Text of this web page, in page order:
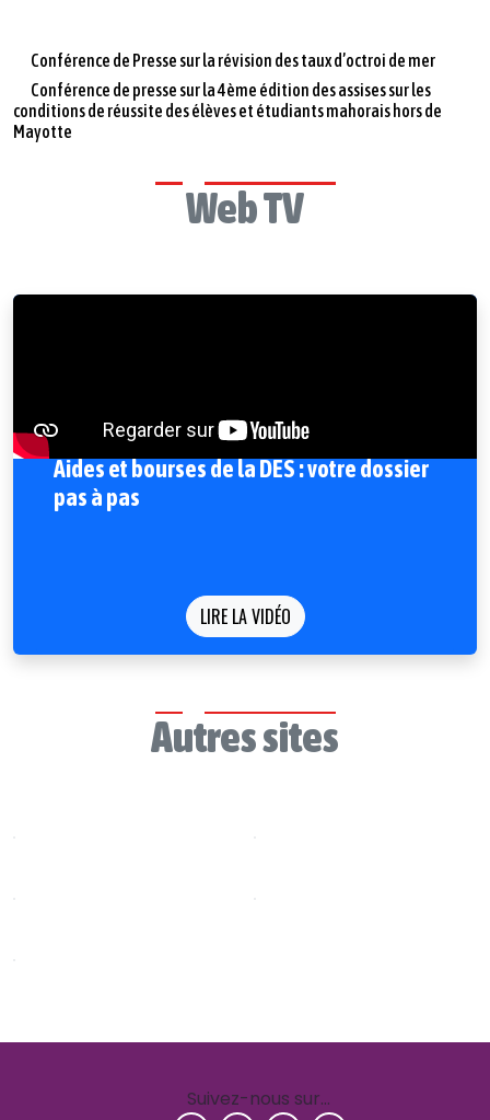
Conférence de Presse sur la révision des taux d’octroi de mer
Conférence de presse sur la 4ème édition des assises sur les
conditions de réussite des élèves et étudiants mahorais hors de
Mayotte
Web TV
Aides et bourses de la DES : votre dossier
pas à pas
LIRE LA VIDÉO
Autres sites
Suivez-nous sur…